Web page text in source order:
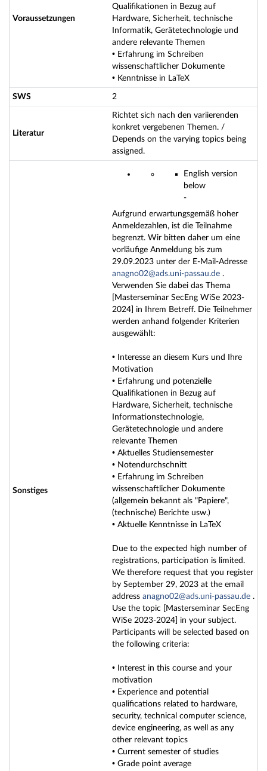
Voraussetzungen
Qualifikationen in Bezug auf
Hardware, Sicherheit, technische
Informatik, Gerätetechnologie und
andere relevante Themen
• Erfahrung im Schreiben
wissenschaftlicher Dokumente
• Kenntnisse in LaTeX
SWS 2
Literatur
Richtet sich nach den variierenden
konkret vergebenen Themen. /
Depends on the varying topics being
assigned.
Sonstiges
English version
below
-
Aufgrund erwartungsgemäß hoher
Anmeldezahlen, ist die Teilnahme
begrenzt. Wir bitten daher um eine
vorläufige Anmeldung bis zum
29.09.2023 unter der E-Mail-Adresse
anagno02@ads.uni-passau.de .
Verwenden Sie dabei das Thema
[Masterseminar SecEng WiSe 2023-
2024] in Ihrem Betreff. Die Teilnehmer
werden anhand folgender Kriterien
ausgewählt:
• Interesse an diesem Kurs und Ihre
Motivation
• Erfahrung und potenzielle
Qualifikationen in Bezug auf
Hardware, Sicherheit, technische
Informationstechnologie,
Gerätetechnologie und andere
relevante Themen
• Aktuelles Studiensemester
• Notendurchschnitt
• Erfahrung im Schreiben
wissenschaftlicher Dokumente
(allgemein bekannt als "Papiere",
(technische) Berichte usw.)
• Aktuelle Kenntnisse in LaTeX
Due to the expected high number of
registrations, participation is limited.
We therefore request that you register
by September 29, 2023 at the email
address anagno02@ads.uni-passau.de .
Use the topic [Masterseminar SecEng
WiSe 2023-2024] in your subject.
Participants will be selected based on
the following criteria:
• Interest in this course and your
motivation
• Experience and potential
qualifications related to hardware,
security, technical computer science,
device engineering, as well as any
other relevant topics
• Current semester of studies
• Grade point average